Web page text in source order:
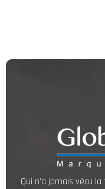
Qui n’a jamais vécu